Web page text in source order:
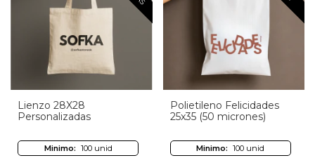
Lienzo 28X28
Personalizadas
Minimo: 100 unid
Polietileno Felicidades
25x35 (50 micrones)
Minimo: 100 unid